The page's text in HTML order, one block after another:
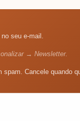
seu e-mail.
→ Newsletter.
spam. Cancele quando